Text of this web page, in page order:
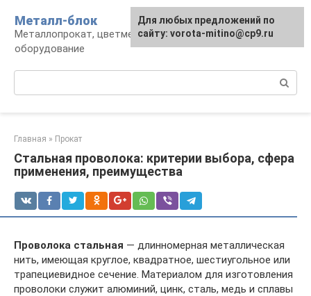
контенту
Металл-блок
Металлопрокат, цветмет, обработка и
оборудование
Главная » Прокат
Стальная проволока: критерии выбора, сфера
применения, преимущества
Проволока стальная — длинномерная металлическая
нить, имеющая круглое, квадратное, шестиугольное или
трапециевидное сечение. Материалом для изготовления
проволоки служит алюминий, цинк, сталь, медь и сплавы
Для любых предложений по
сайту: vorota-mitino@cp9.ru